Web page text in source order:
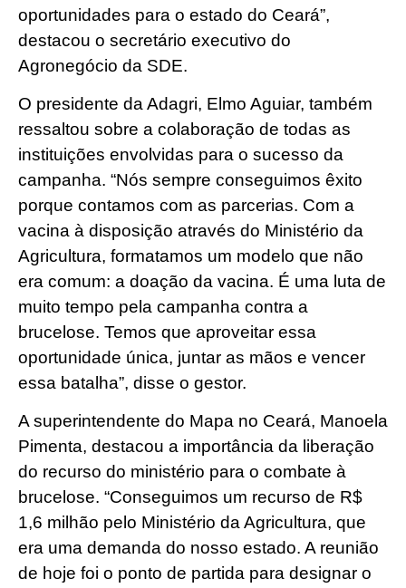
oportunidades para o estado do Ceará”,
destacou o secretário executivo do
Agronegócio da SDE.
O presidente da Adagri, Elmo Aguiar, também
ressaltou sobre a colaboração de todas as
instituições envolvidas para o sucesso da
campanha. “Nós sempre conseguimos êxito
porque contamos com as parcerias. Com a
vacina à disposição através do Ministério da
Agricultura, formatamos um modelo que não
era comum: a doação da vacina. É uma luta de
muito tempo pela campanha contra a
brucelose. Temos que aproveitar essa
oportunidade única, juntar as mãos e vencer
essa batalha”, disse o gestor.
A superintendente do Mapa no Ceará, Manoela
Pimenta, destacou a importância da liberação
do recurso do ministério para o combate à
brucelose. “Conseguimos um recurso de R$
1,6 milhão pelo Ministério da Agricultura, que
era uma demanda do nosso estado. A reunião
de hoje foi o ponto de partida para designar o